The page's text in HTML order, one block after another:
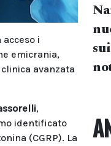
i
emicrania,
avanzata
,
identificato
(CGRP). La